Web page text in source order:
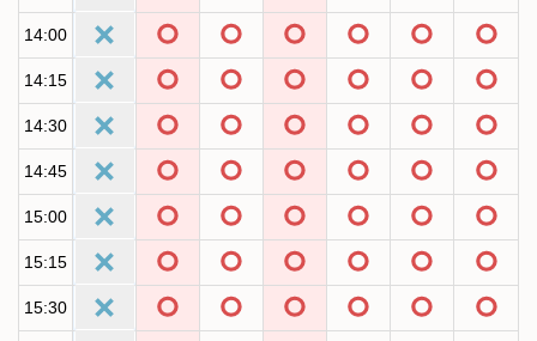
14:00
14:15
14:30
14:45
15:00
15:15
15:30